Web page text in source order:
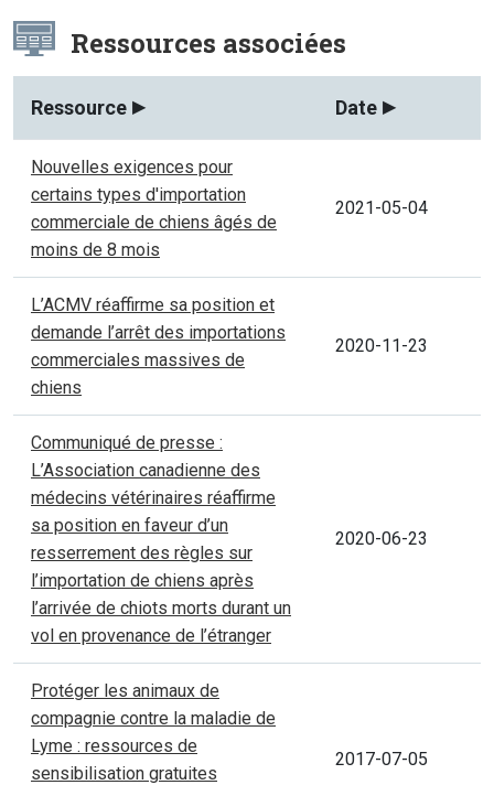
Ressources associées
Ressource Date
Nouvelles exigences pour
certains types d'importation
commerciale de chiens âgés de
moins de 8 mois
2021-05-04
L’ACMV réaffirme sa position et
demande l’arrêt des importations
commerciales massives de
chiens
2020-11-23
Communiqué de presse :
L’Association canadienne des
médecins vétérinaires réaffirme
sa position en faveur d’un
resserrement des règles sur
l’importation de chiens après
l’arrivée de chiots morts durant un
vol en provenance de l’étranger
2020-06-23
Protéger les animaux de
compagnie contre la maladie de
Lyme : ressources de
sensibilisation gratuites
2017-07-05